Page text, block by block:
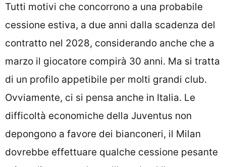
Tutti motivi che concorrono a una probabile
cessione estiva, a due anni dalla scadenza del
contratto nel 2028, considerando anche che a
marzo il giocatore compirà 30 anni. Ma si tratta
di un profilo appetibile per molti grandi club.
Ovviamente, ci si pensa anche in Italia. Le
difficoltà economiche della Juventus non
depongono a favore dei bianconeri, il Milan
dovrebbe effettuare qualche cessione pesante